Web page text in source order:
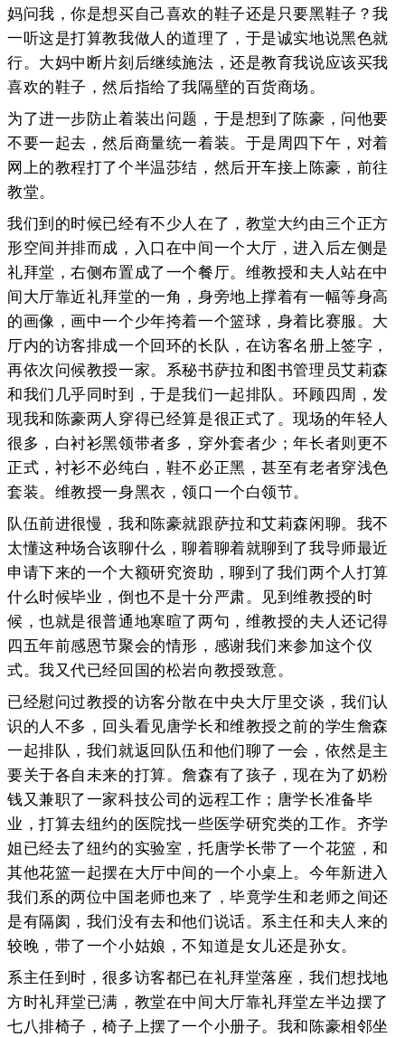
妈问我，你是想买自己喜欢的鞋子还是只要黑鞋子？我
一听这是打算教我做人的道理了，于是诚实地说黑色就
行。大妈中断片刻后继续施法，还是教育我说应该买我
喜欢的鞋子，然后指给了我隔壁的百货商场。
为了进一步防止着装出问题，于是想到了陈豪，问他要
不要一起去，然后商量统一着装。于是周四下午，对着
网上的教程打了个半温莎结，然后开车接上陈豪，前往
教堂。
我们到的时候已经有不少人在了，教堂大约由三个正方
形空间并排而成，入口在中间一个大厅，进入后左侧是
礼拜堂，右侧布置成了一个餐厅。维教授和夫人站在中
间大厅靠近礼拜堂的一角，身旁地上撑着有一幅等身高
的画像，画中一个少年挎着一个篮球，身着比赛服。大
厅内的访客排成一个回环的长队，在访客名册上签字，
再依次问候教授一家。系秘书萨拉和图书管理员艾莉森
和我们几乎同时到，于是我们一起排队。环顾四周，发
现我和陈豪两人穿得已经算是很正式了。现场的年轻人
很多，白衬衫黑领带者多，穿外套者少；年长者则更不
正式，衬衫不必纯白，鞋不必正黑，甚至有老者穿浅色
套装。维教授一身黑衣，领口一个白领节。
队伍前进很慢，我和陈豪就跟萨拉和艾莉森闲聊。我不
太懂这种场合该聊什么，聊着聊着就聊到了我导师最近
申请下来的一个大额研究资助，聊到了我们两个人打算
什么时候毕业，倒也不是十分严肃。见到维教授的时
候，也就是很普通地寒暄了两句，维教授的夫人还记得
四五年前感恩节聚会的情形，感谢我们来参加这个仪
式。我又代已经回国的松岩向教授致意。
已经慰问过教授的访客分散在中央大厅里交谈，我们认
识的人不多，回头看见唐学长和维教授之前的学生詹森
一起排队，我们就返回队伍和他们聊了一会，依然是主
要关于各自未来的打算。詹森有了孩子，现在为了奶粉
钱又兼职了一家科技公司的远程工作；唐学长准备毕
业，打算去纽约的医院找一些医学研究类的工作。齐学
姐已经去了纽约的实验室，托唐学长带了一个花篮，和
其他花篮一起摆在大厅中间的一个小桌上。今年新进入
我们系的两位中国老师也来了，毕竟学生和老师之间还
是有隔阂，我们没有去和他们说话。系主任和夫人来的
较晚，带了一个小姑娘，不知道是女儿还是孙女。
系主任到时，很多访客都已在礼拜堂落座，我们想找地
方时礼拜堂已满，教堂在中间大厅靠礼拜堂左半边摆了
七八排椅子，椅子上摆了一个小册子。我和陈豪相邻坐